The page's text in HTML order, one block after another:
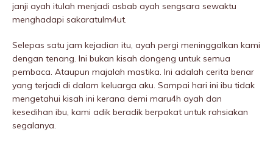
janji ayah itulah menjadi asbab ayah sengsara sewaktu
menghadapi sakaratulm4ut.
Selepas satu jam kejadian itu, ayah pergi meninggaIkan kami
dengan tenang. Ini bukan kisah dongeng untuk semua
pembaca. Ataupun majalah mastika. Ini adalah cerita benar
yang terjadi di dalam keluarga aku. Sampai hari ini ibu tidak
mengetahui kisah ini kerana demi maru4h ayah dan
kesedihan ibu, kami adik beradik berpakat untuk rahsiakan
segalanya.